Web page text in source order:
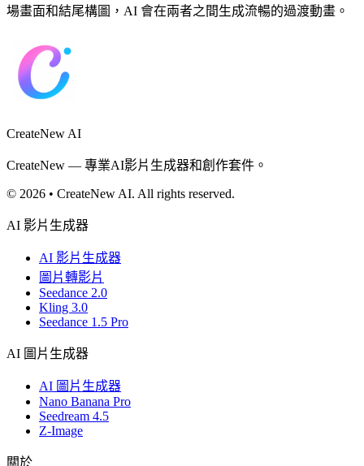
場畫面和結尾構圖，AI 會在兩者之間生成流暢的過渡動畫。
CreateNew AI
CreateNew — 專業AI影片生成器和創作套件。
© 2026 • CreateNew AI. All rights reserved.
AI 影片生成器
AI 影片生成器
圖片轉影片
Seedance 2.0
Kling 3.0
Seedance 1.5 Pro
AI 圖片生成器
AI 圖片生成器
Nano Banana Pro
Seedream 4.5
Z-Image
關於